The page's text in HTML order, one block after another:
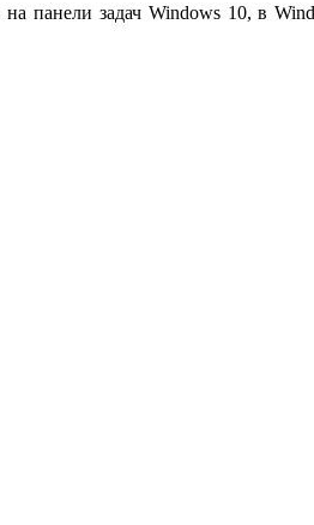
на панели задач Windows 10, в